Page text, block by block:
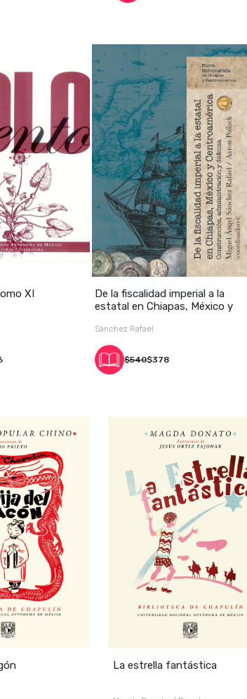
XI
De la fiscalidad imperial a la
estatal en Chiapas, México y
Sánchez Rafael
$540$378
La estrella fantástica